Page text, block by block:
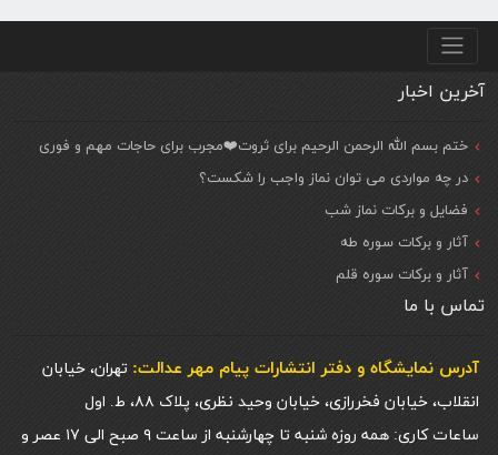
منو پایین
آخرین اخبار
ختم بسم الله الرحمن الرحیم برای ثروت❤️مجرب برای حاجات مهم و فوری
در چه مواردی می توان نماز واجب را شکست؟
فضایل و برکات نماز شب
آثار و برکات سوره طه
آثار و برکات سوره قلم
تماس با ما
آدرس نمایشگاه و دفتر انتشارات پيام مهر عدالت: تهران، خیابان
انقلاب، خیابان فخررازی، خیابان وحید نظری، پلاک ۸۸، ط. اول
ساعات کاری: همه روزه شنبه تا چهارشنبه از ساعت ۹ صبح الی ۱۷ عصر و